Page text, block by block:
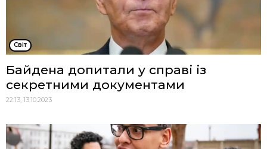
Cвіт
Байдена допитали у справі із
секретними документами
22:13, 13.10.2023